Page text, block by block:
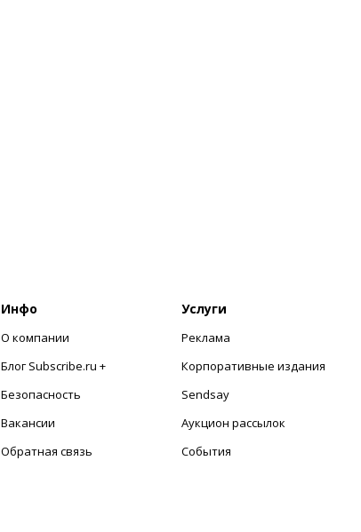
Инфо
О компании
Блог Subscribe.ru +
Безопасность
Вакансии
Обратная связь
Услуги
Реклама
Корпоративные издания
Sendsay
Аукцион рассылок
События